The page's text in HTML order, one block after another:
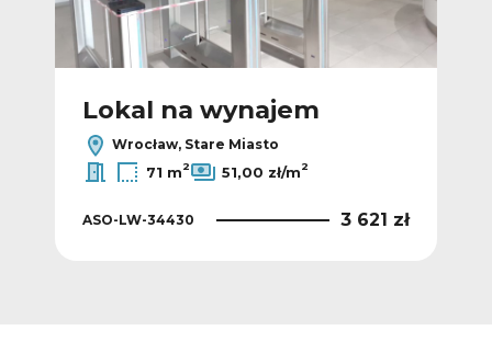
Lokal na wynajem
Wrocław, Stare Miasto
71 m2 51,00 zł/m2
ASO-LW-34430 3 621 zł